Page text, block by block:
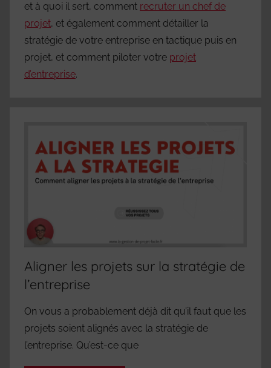
et à quoi il sert, comment recruter un chef de
projet, et également comment détailler la
stratégie de votre entreprise en tactique puis en
projet, et comment piloter votre projet
d’entreprise.
Aligner les projets sur la stratégie de
l’entreprise
On vous a probablement déjà dit qu’il faut que les
projets soient alignés avec la stratégie de
l’entreprise. Qu’est-ce que